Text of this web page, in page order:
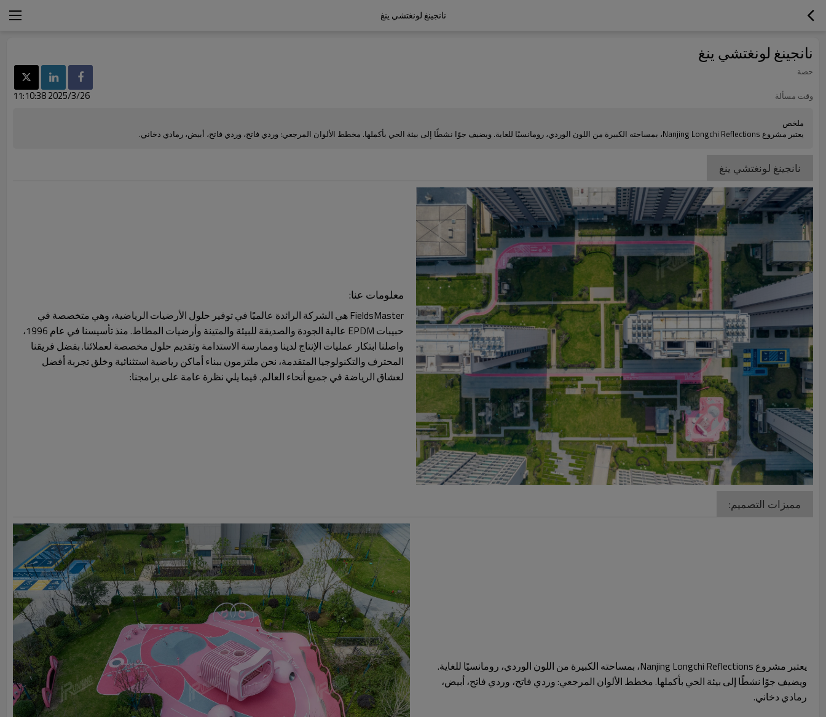
نانجينغ لونغتشي ينغ
نانجينغ لونغتشي ينغ
حصة
وقت مسألة
2025/3/26 11:10:38
ملخص
يعتبر مشروع Nanjing Longchi Reflections، بمساحته الكبيرة من اللون الوردي، رومانسيًا للغاية. ويضيف جوًا نشطًا إلى بيئة الحي بأكملها. مخطط الألوان المرجعي: وردي فاتح، وردي فاتح، أبيض، رمادي دخاني.
نانجينغ لونغتشي ينغ
معلومات عنا:
FieldsMaster هي الشركة الرائدة عالميًا في توفير حلول الأرضيات الرياضية، وهي متخصصة في
حبيبات EPDM عالية الجودة والصديقة للبيئة والمتينة وأرضيات المطاط. منذ تأسيسنا في عام 1996،
واصلنا ابتكار عمليات الإنتاج لدينا وممارسة الاستدامة وتقديم حلول مخصصة لعملائنا. بفضل فريقنا
المحترف والتكنولوجيا المتقدمة، نحن ملتزمون ببناء أماكن رياضية استثنائية وخلق تجربة أفضل
لعشاق الرياضة في جميع أنحاء العالم. فيما يلي نظرة عامة على برامجنا:
مميزات التصميم:
يعتبر مشروع Nanjing Longchi Reflections، بمساحته الكبيرة من اللون الوردي، رومانسيًا للغاية.
ويضيف جوًا نشطًا إلى بيئة الحي بأكملها. مخطط الألوان المرجعي: وردي فاتح، وردي فاتح، أبيض،
رمادي دخاني.